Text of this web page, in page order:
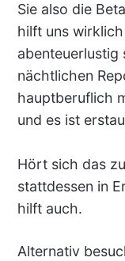
Sie also die
hilft uns
abenteuerlustig
nächtlichen
hauptberuflich
und es ist
Hört sich das
stattdessen in
hilft auch.
Alternativ